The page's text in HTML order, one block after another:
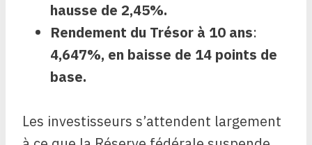
hausse de 2,45%.
Rendement du Trésor à 10 ans:
4,647%, en baisse de 14 points de
base.
Les investisseurs s’attendent largement